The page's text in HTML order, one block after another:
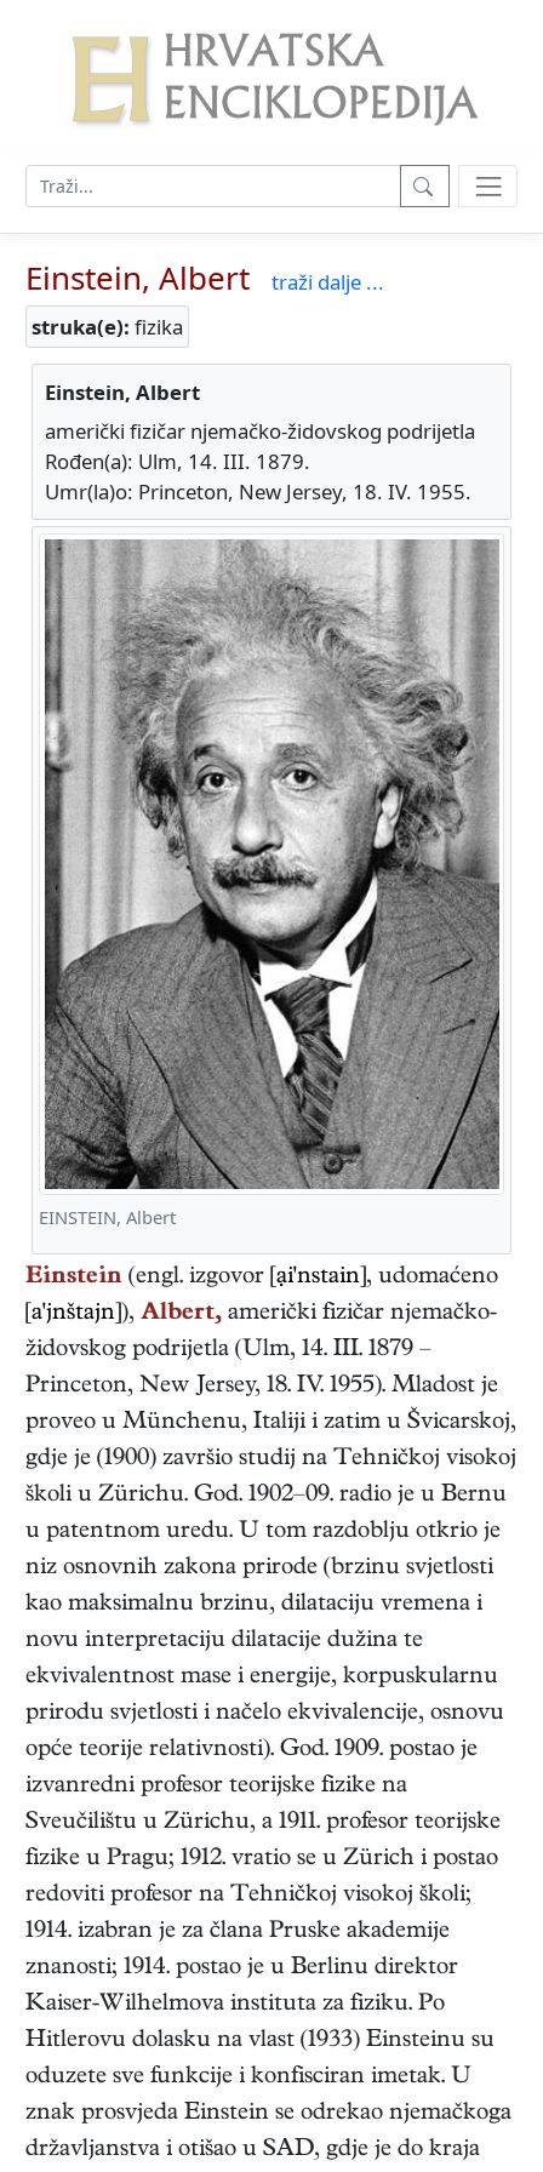
Einstein, Albert
traži dalje ...
struka(e): fizika
Einstein, Albert
američki fizičar njemačko-židovskog podrijetla
Rođen(a): Ulm, 14. III. 1879.
Umr(la)o: Princeton, New Jersey, 18. IV. 1955.
EINSTEIN, Albert
Einstein (engl. izgovor [ại'nstain] , udomaćeno
[a'jnštajn] ), Albert, američki fizičar njemačko-
židovskog podrijetla (Ulm, 14. III. 1879 –
Princeton, New Jersey, 18. IV. 1955). Mladost je
proveo u Münchenu, Italiji i zatim u Švicarskoj,
gdje je (1900) završio studij na Tehničkoj visokoj
školi u Zürichu. God. 1902–09. radio je u Bernu
u patentnom uredu. U tom razdoblju otkrio je
niz osnovnih zakona prirode (brzinu svjetlosti
kao maksimalnu brzinu, dilataciju vremena i
novu interpretaciju dilatacije dužina te
ekvivalentnost mase i energije, korpuskularnu
prirodu svjetlosti i načelo ekvivalencije, osnovu
opće teorije relativnosti). God. 1909. postao je
izvanredni profesor teorijske fizike na
Sveučilištu u Zürichu, a 1911. profesor teorijske
fizike u Pragu; 1912. vratio se u Zürich i postao
redoviti profesor na Tehničkoj visokoj školi;
1914. izabran je za člana Pruske akademije
znanosti; 1914. postao je u Berlinu direktor
Kaiser-Wilhelmova instituta za fiziku. Po
Hitlerovu dolasku na vlast (1933) Einsteinu su
oduzete sve funkcije i konfisciran imetak. U
znak prosvjeda Einstein se odrekao njemačkoga
državljanstva i otišao u SAD, gdje je do kraja